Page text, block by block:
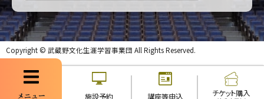
メニュー 施設予約 講座等申込 チケット購入
Copyright © 武蔵野文化生涯学習事業団 All Rights Reserved.